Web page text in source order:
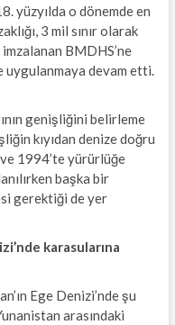
yüzyılda o dönemde en
3 mil sınır olarak
BMDHS’ne
uygulanmaya devam etti.
genişliğini belirleme
kıyıdan denize doğru
1994’te yürürlüğe
başka bir
gerektiği de yer
karasularına
Ege Denizi’nde şu
arasındaki